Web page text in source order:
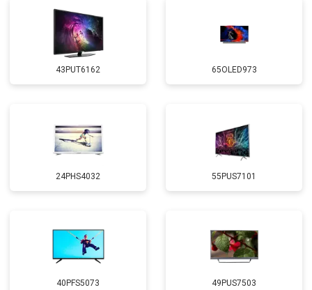
43PUT6162 65OLED973
24PHS4032 55PUS7101
40PFS5073 49PUS7503